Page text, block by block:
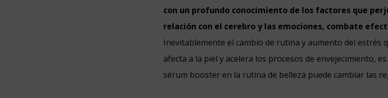
con un profundo conocimiento de los factores que
relación con el cerebro y las emociones, combate
Inevitablemente el cambio de rutina y aumento del estrés
afecta a la piel y acelera los procesos de envejecimiento,
sérum booster en la rutina de belleza puede cambiar las